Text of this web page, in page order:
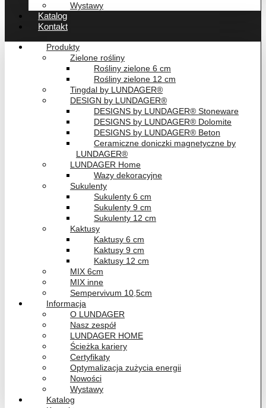
Wystawy
Katalog
Kontakt
Produkty
Zielone rośliny
Rośliny zielone 6 cm
Rośliny zielone 12 cm
Tingdal by LUNDAGER®
DESIGN by LUNDAGER®
DESIGNS by LUNDAGER® Stoneware
DESIGNS by LUNDAGER® Dolomite
DESIGNS by LUNDAGER® Beton
Ceramiczne doniczki magnetyczne by
LUNDAGER®
LUNDAGER Home
Wazy dekoracyjne
Sukulenty
Sukulenty 6 cm
Sukulenty 9 cm
Sukulenty 12 cm
Kaktusy
Kaktusy 6 cm
Kaktusy 9 cm
Kaktusy 12 cm
MIX 6cm
MIX inne
Sempervivum 10,5cm
Informacja
O LUNDAGER
Nasz zespół
LUNDAGER HOME
Ścieżka kariery
Certyfikaty
Optymalizacja zużycia energii
Nowości
Wystawy
Katalog